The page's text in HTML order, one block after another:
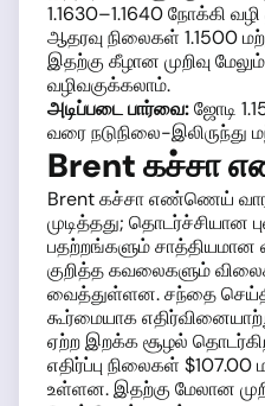
1.1630–1.1640 நோக்கி
ஆதரவு நிலைகள் 1.1500
இதற்கு கீழான முறிவு
வழிவகுக்கலாம்.
அடிப்படை பார்வை:ஜோடி
வரை நடுநிலை-இலிருந்து
Brent கச்சா
Brent கச்சா எண்ணெய்
முடித்தது; தொடர்ச்சியான
பதற்றங்களும்
குறித்த கவலைகளும்
வைத்துள்ளன. சந்தை
கூர்மையாக
ஏற்ற இறக்க சூழல்
எதிர்ப்பு நிலைகள்
உள்ளன. இதற்கு மேலான